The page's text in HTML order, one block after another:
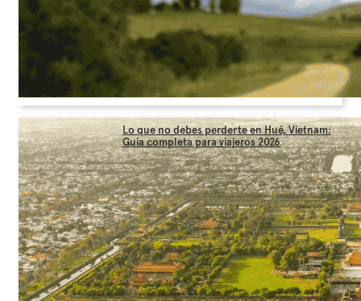
Lo que no debes perderte en Hué, Vietnam:
Guía completa para viajeros 2026